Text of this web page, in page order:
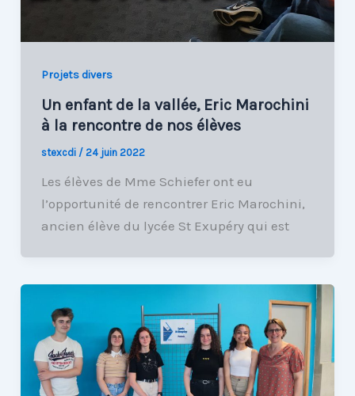
Projets divers
Un enfant de la vallée, Eric Marochini
à la rencontre de nos élèves
stexcdi / 24 juin 2022
Les élèves de Mme Schiefer ont eu
l’opportunité de rencontrer Eric Marochini,
ancien élève du lycée St Exupéry qui est